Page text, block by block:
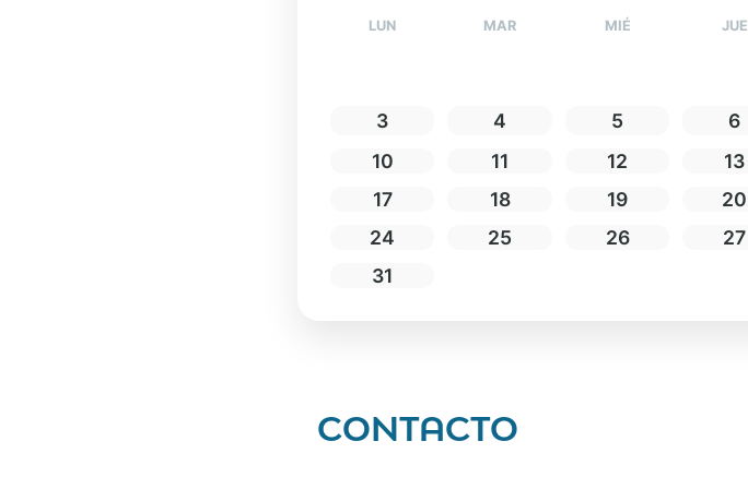
LUN MAR MIÉ JUE
3
4 5 6
10
11 12 13
17
18 19 20
24
25 26 27
31
CONTACTO